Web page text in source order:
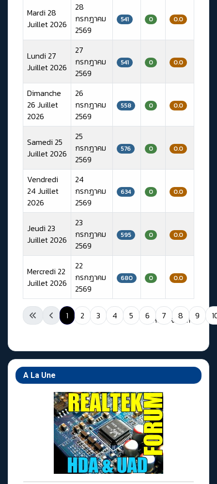
เนื้อหา
Mardi 28
Juillet 2026
28
กรกฎาคม
2569
541 0 0.0
Lundi 27
Juillet 2026
27
กรกฎาคม
2569
541 0 0.0
Dimanche
26 Juillet
2026
26
กรกฎาคม
2569
558 0 0.0
Samedi 25
Juillet 2026
25
กรกฎาคม
2569
576 0 0.0
Vendredi
24 Juillet
2026
24
กรกฎาคม
2569
634 0 0.0
Jeudi 23
Juillet 2026
23
กรกฎาคม
2569
595 0 0.0
Mercredi 22
Juillet 2026
22
กรกฎาคม
2569
680 0 0.0
หน้า 1 จาก 11
1 2 3 4 5 6 7 8 9
A La Une